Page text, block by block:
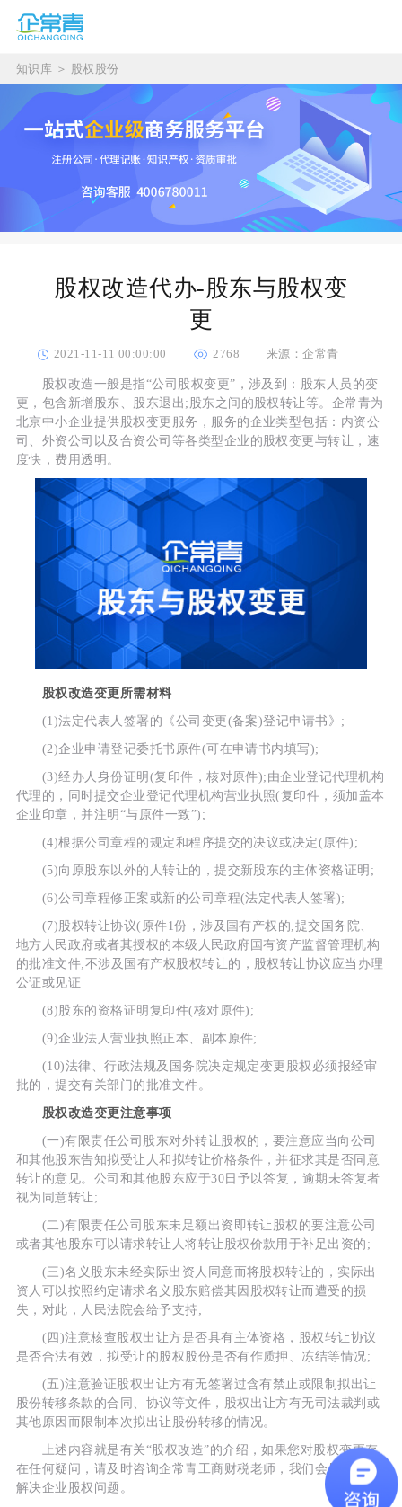
知识库 ＞ 股权股份
股权改造代办-股东与股权变
更
2021-11-11 00:00:00 2768 来源：企常青
股权改造一般是指“公司股权变更”，涉及到：股东人员的变
更，包含新增股东、股东退出;股东之间的股权转让等。企常青为
北京中小企业提供股权变更服务，服务的企业类型包括：内资公
司、外资公司以及合资公司等各类型企业的股权变更与转让，速
度快，费用透明。
股权改造变更所需材料
(1)法定代表人签署的《公司变更(备案)登记申请书》;
(2)企业申请登记委托书原件(可在申请书内填写);
(3)经办人身份证明(复印件，核对原件);由企业登记代理机构
代理的，同时提交企业登记代理机构营业执照(复印件，须加盖本
企业印章，并注明“与原件一致”);
(4)根据公司章程的规定和程序提交的决议或决定(原件);
(5)向原股东以外的人转让的，提交新股东的主体资格证明;
(6)公司章程修正案或新的公司章程(法定代表人签署);
(7)股权转让协议(原件1份，涉及国有产权的,提交国务院、
地方人民政府或者其授权的本级人民政府国有资产监督管理机构
的批准文件;不涉及国有产权股权转让的，股权转让协议应当办理
公证或见证
(8)股东的资格证明复印件(核对原件);
(9)企业法人营业执照正本、副本原件;
(10)法律、行政法规及国务院决定规定变更股权必须报经审
批的，提交有关部门的批准文件。
股权改造变更注意事项
(一)有限责任公司股东对外转让股权的，要注意应当向公司
和其他股东告知拟受让人和拟转让价格条件，并征求其是否同意
转让的意见。公司和其他股东应于30日予以答复，逾期未答复者
视为同意转让;
(二)有限责任公司股东未足额出资即转让股权的要注意公司
或者其他股东可以请求转让人将转让股权价款用于补足出资的;
(三)名义股东未经实际出资人同意而将股权转让的，实际出
资人可以按照约定请求名义股东赔偿其因股权转让而遭受的损
失，对此，人民法院会给予支持;
(四)注意核查股权出让方是否具有主体资格，股权转让协议
是否合法有效，拟受让的股权股份是否有作质押、冻结等情况;
(五)注意验证股权出让方有无签署过含有禁止或限制拟出让
股份转移条款的合同、协议等文件，股权出让方有无司法裁判或
其他原因而限制本次拟出让股份转移的情况。
上述内容就是有关“股权改造”的介绍，如果您对股权变更存
在任何疑问，请及时咨询企常青工商财税老师，我们会尽快帮您
解决企业股权问题。